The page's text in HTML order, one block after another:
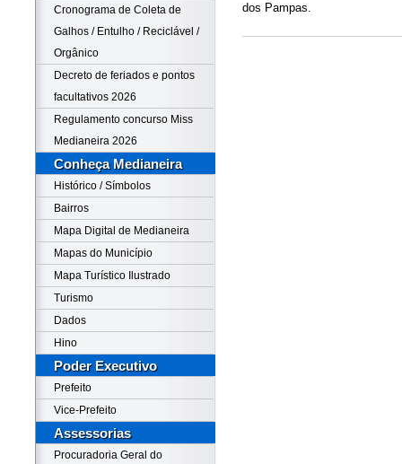
Cronograma de Coleta de
Galhos / Entulho / Reciclável /
Orgânico
Decreto de feriados e pontos
facultativos 2026
Regulamento concurso Miss
Medianeira 2026
Conheça Medianeira
Histórico / Símbolos
Bairros
Mapa Digital de Medianeira
Mapas do Município
Mapa Turístico Ilustrado
Turismo
Dados
Hino
Poder Executivo
Prefeito
Vice-Prefeito
Assessorias
Procuradoria Geral do
dos Pampas.